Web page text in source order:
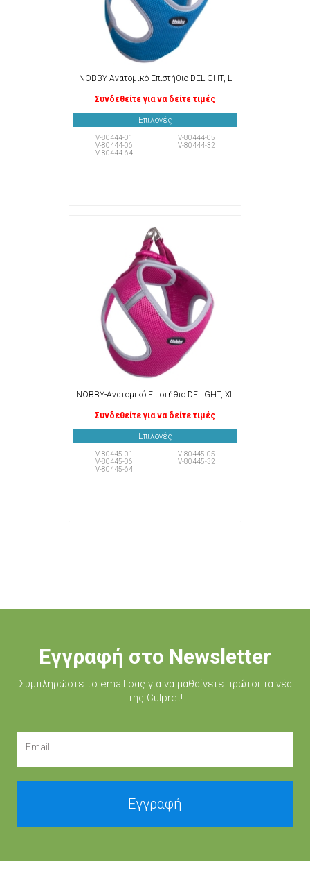
NOBBY-Ανατομικό Επιστήθιο DELIGHT, L
Συνδεθείτε για να δείτε τιμές
Επιλογές
V-80444-01
V-80444-05
V-80444-06
V-80444-32
V-80444-64
NOBBY-Ανατομικό Επιστήθιο DELIGHT, XL
Συνδεθείτε για να δείτε τιμές
Επιλογές
V-80445-01
V-80445-05
V-80445-06
V-80445-32
V-80445-64
Εγγραφή στο Newsletter
Συμπληρώστε τo email σας για να μαθαίνετε πρώτοι τα νέα
της Culpret!
Email
Εγγραφή